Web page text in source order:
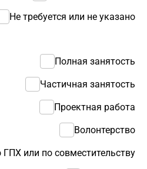
Полная занятость
Частичная занятость
Проектная работа
Волонтерство
или по совместительству
Не требуется или не указано